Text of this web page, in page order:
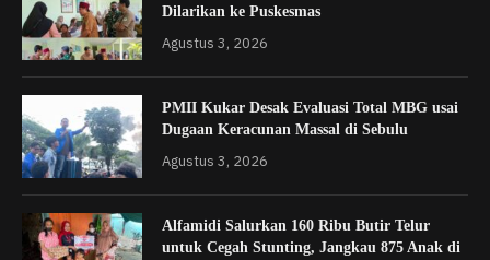
Dilarikan ke Puskesmas
Agustus 3, 2026
PMII Kukar Desak Evaluasi Total MBG usai
Dugaan Keracunan Massal di Sebulu
Agustus 3, 2026
Alfamidi Salurkan 160 Ribu Butir Telur
untuk Cegah Stunting, Jangkau 875 Anak di